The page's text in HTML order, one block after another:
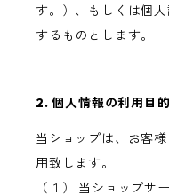
す。）、もしくは個
するものとします。
2. 個人情報の利用目的
当ショップは、お客
用致します。
（１） 当ショップサ